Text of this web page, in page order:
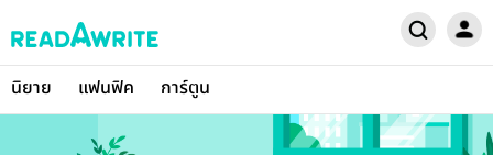
นิยาย แฟนฟิค การ์ตูน